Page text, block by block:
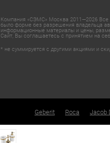
Компания «СЭМС» Москва 2011—2026 Все
было форме без разрешения владельца
информационные материалы и цены,
Сайт, Вы соглашаетесь с принятием на
* не суммируется с другими акциями и
Geberit Roca Jacob